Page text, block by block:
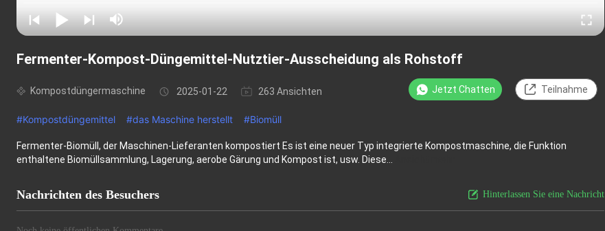
Fermenter-Kompost-Düngemittel-Nutztier-Ausscheidung als Rohstoff
Kompostdüngermaschine 2025-01-22 263 Ansichten Jetzt Chatten Teilnahme
#Kompostdüngemittel #das Maschine herstellt #Biomüll
Fermenter-Biomüll, der Maschinen-Lieferanten kompostiert Es ist eine neuer Typ integrierte Kompostmaschine, die Funktion
enthaltene Biomüllsammlung, Lagerung, aerobe Gärung und Kompost ist, usw. Diese...
Nachrichten des Besuchers Hinterlassen Sie eine Nachricht